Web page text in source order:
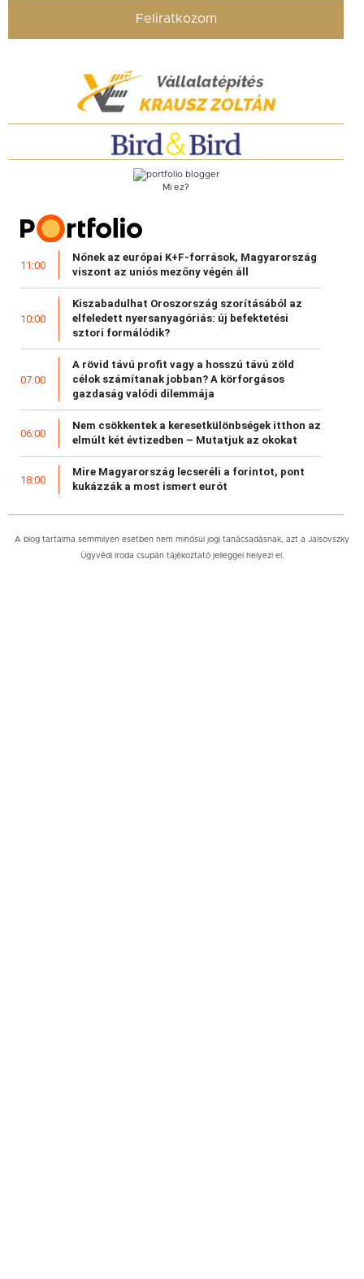
Feliratkozom
Mi ez?
11:00
Nőnek az európai K+F-források, Magyarország
viszont az uniós mezőny végén áll
10:00
Kiszabadulhat Oroszország szorításából az
elfeledett nyersanyagóriás: új befektetési
sztori formálódik?
07:00
A rövid távú profit vagy a hosszú távú zöld
célok számítanak jobban? A körforgásos
gazdaság valódi dilemmája
06:00
Nem csökkentek a keresetkülönbségek itthon az
elmúlt két évtizedben – Mutatjuk az okokat
18:00
Mire Magyarország lecseréli a forintot, pont
kukázzák a most ismert eurót
A blog tartalma semmilyen esetben nem minősül jogi tanácsadásnak, azt a Jalsovszky
Ügyvédi Iroda csupán tájékoztató jelleggel helyezi el.